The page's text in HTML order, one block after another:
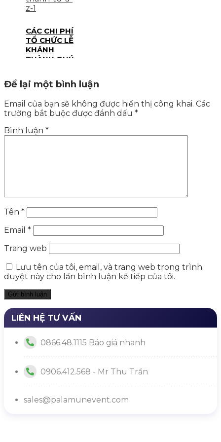
CÁC CHI PHÍ
TỔ CHỨC LỄ
KHÁNH
THÀNH QUÝ
KHẢO | TỪ A
Để lại một bình luận
Email của bạn sẽ không được hiển thị công khai. Các
trường bắt buộc được đánh dấu *
Bình luận *
Tên *
Email *
Trang web
Lưu tên của tôi, email, và trang web trong trình
duyệt này cho lần bình luận kế tiếp của tôi.
LIÊN HỆ TƯ VẤN
0866.48.1115 Báo giá nhanh
0906.412.568 - Mr Thu Trần
sales@palamunevent.com